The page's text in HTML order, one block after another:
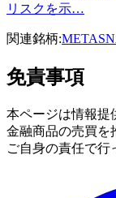
リスクを示…
関連銘柄:META
免責事項
本ページは情報提
金融商品の売買を
ご自身の責任で行